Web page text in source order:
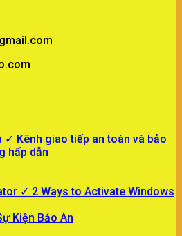
✓ Kênh giao tiếp an toàn và bảo
hấp dẫn
✓ 2 Ways to Activate Windows
Kiện Bảo An